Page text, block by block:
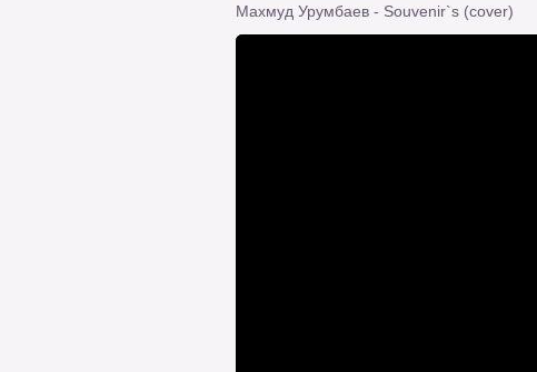
Махмуд Урумбаев - Souvenir`s (cover)